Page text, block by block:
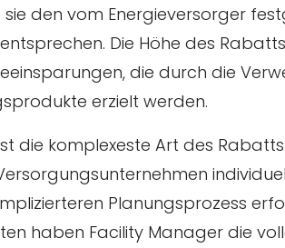
den vom Energieversorger
Die Höhe des
die durch die
erzielt werden.
die komplexeste Art des
Planungsprozess
haben Facility Manager die